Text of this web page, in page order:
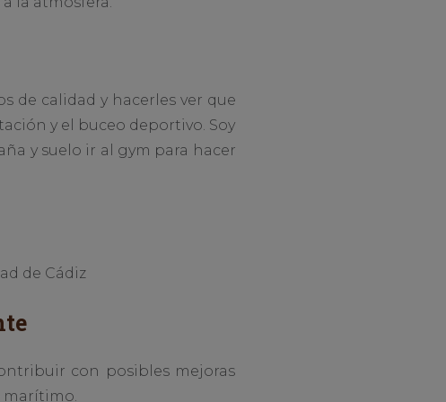
de calidad y hacerles ver que
y el buceo deportivo. Soy
y suelo ir al gym para hacer
de Cádiz
con posibles mejoras
marítimo.